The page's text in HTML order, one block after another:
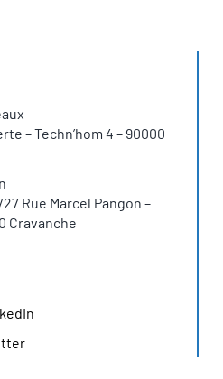
– Techn’hom 4 – 90000
Rue Marcel Pangon –
Cravanche